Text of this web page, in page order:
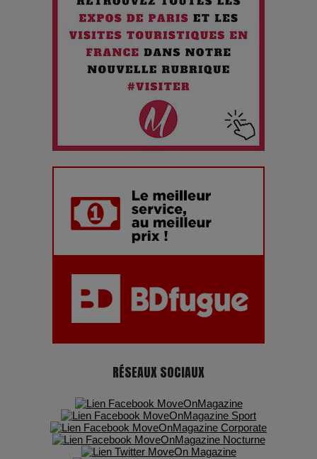
Chien 51 - Quand l’IA prend le pouvoir : une plongée dans un
futur troublant
Maïra Kerey, la “voix d’or du Kazakhstan”, célèbre ses 30
ans de carrière à la Salle Gaveau
Les dessous de la fast fashion : un désastre écologique en
7 Techniques Secrètes des Photographes de Stars
Adieu Jean-Pat : rire au bord du précipice
Pharaonic Festival 2025 : 10 ans d’électro sous les
montagnes, une fête à ne pas manquer
RÉSEAUX SOCIAUX